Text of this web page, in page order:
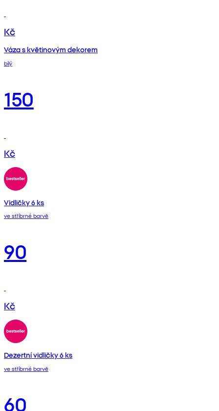
Kč
Váza s květinovým dekorem
bílý
150
Kč
Vidličky 6 ks
ve stříbrné barvě
90
Kč
Dezertní vidličky 6 ks
ve stříbrné barvě
60